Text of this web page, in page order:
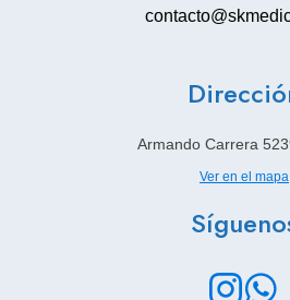
Armando Carrera
Ver en el mapa